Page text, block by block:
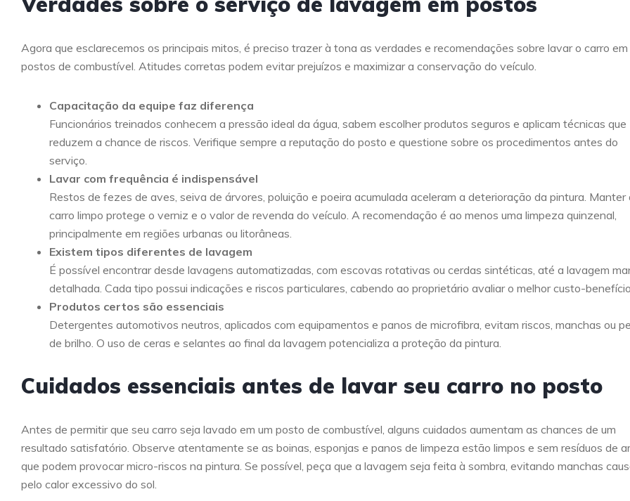
Agora que esclarecemos os principais mitos, é preciso trazer à tona as verdades e recomendações sobre lavar o carro em
postos de combustível. Atitudes corretas podem evitar prejuízos e maximizar a conservação do veículo.
Capacitação da equipe faz diferença
Funcionários treinados conhecem a pressão ideal da água, sabem escolher produtos seguros e aplicam técnicas que
reduzem a chance de riscos. Verifique sempre a reputação do posto e questione sobre os procedimentos antes do
serviço.
Lavar com frequência é indispensável
Restos de fezes de aves, seiva de árvores, poluição e poeira acumulada aceleram a deterioração da pintura. Manter
carro limpo protege o verniz e o valor de revenda do veículo. A recomendação é ao menos uma limpeza quinzenal,
principalmente em regiões urbanas ou litorâneas.
Existem tipos diferentes de lavagem
É possível encontrar desde lavagens automatizadas, com escovas rotativas ou cerdas sintéticas, até a lavagem
detalhada. Cada tipo possui indicações e riscos particulares, cabendo ao proprietário avaliar o melhor custo-
Produtos certos são essenciais
Detergentes automotivos neutros, aplicados com equipamentos e panos de microfibra, evitam riscos, manchas ou
de brilho. O uso de ceras e selantes ao final da lavagem potencializa a proteção da pintura.
Cuidados essenciais antes de lavar seu carro no posto
Antes de permitir que seu carro seja lavado em um posto de combustível, alguns cuidados aumentam as chances de um
resultado satisfatório. Observe atentamente se as boinas, esponjas e panos de limpeza estão limpos e sem resíduos de
que podem provocar micro-riscos na pintura. Se possível, peça que a lavagem seja feita à sombra, evitando manchas
pelo calor excessivo do sol.